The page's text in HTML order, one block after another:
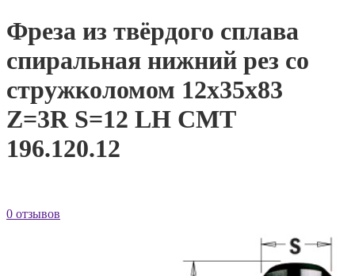
Фреза из твёрдого сплава
спиральная нижний рез со
стружколомом 12x35x83
Z=3R S=12 LH CMT
196.120.12
0 отзывов